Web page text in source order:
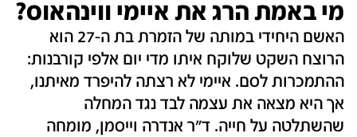
מי באמת הרג את איימי ווינהאוס?
האשם היחידי במותה של הזמרת בת ה-27 הוא
הרוצח השקט שלוקח איתו מדי יום אלפי קורבנות:
ההתמכרות לסם. איימי לא רצתה להיפרד מאיתנו,
אך היא מצאה את עצמה לבד נגד המחלה
שהשתלטה על חייה. ד"ר אנדרה וייסמן, מומחה